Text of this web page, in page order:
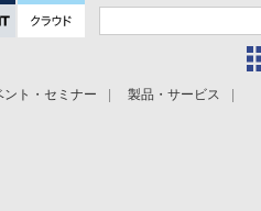
ント・セミナー 製品・サービス